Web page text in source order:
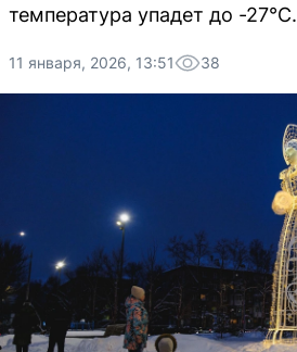
температура упадет до -27°C.
11 января, 2026, 13:51 38